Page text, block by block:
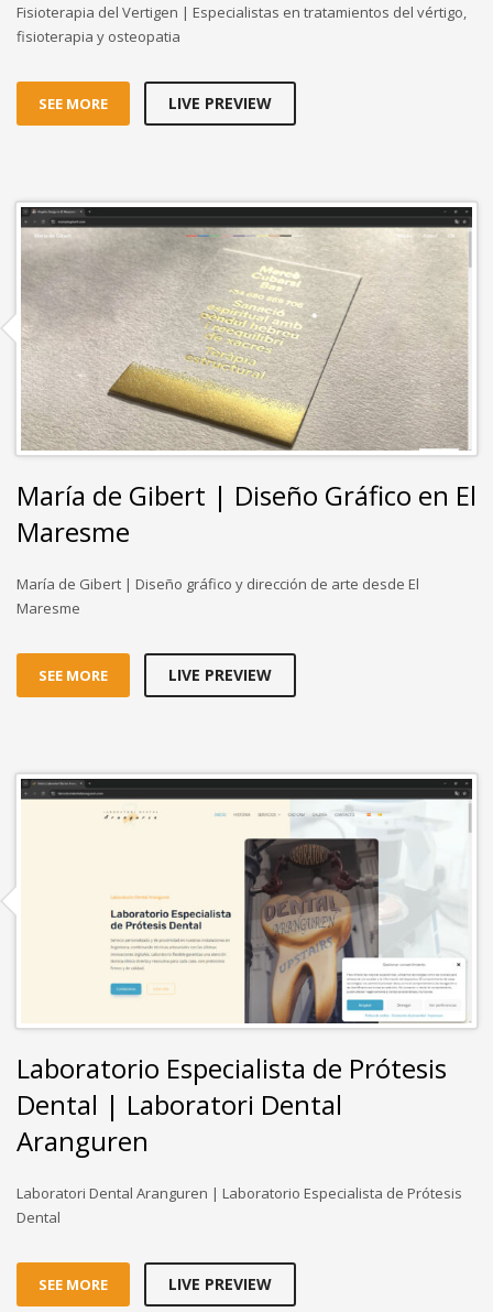
Fisioterapia del Vertigen | Especialistas en tratamientos del vértigo,
fisioterapia y osteopatia
SEE MORE LIVE PREVIEW
María de Gibert | Diseño Gráfico en El
Maresme
María de Gibert | Diseño gráfico y dirección de arte desde El
Maresme
SEE MORE LIVE PREVIEW
Laboratorio Especialista de Prótesis
Dental | Laboratori Dental
Aranguren
Laboratori Dental Aranguren | Laboratorio Especialista de Prótesis
Dental
SEE MORE LIVE PREVIEW